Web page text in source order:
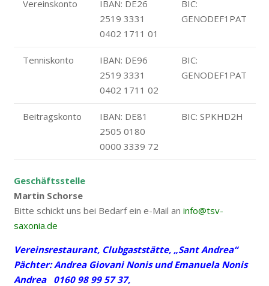
Vereinskonto
IBAN: DE26
2519 3331
0402 1711 01
BIC:
GENODEF1PAT
Tenniskonto
IBAN: DE96
2519 3331
0402 1711 02
BIC:
GENODEF1PAT
Beitragskonto
IBAN: DE81
2505 0180
0000 3339 72
BIC: SPKHD2H
Geschäftsstelle
Martin Schorse
Bitte schickt uns bei Bedarf ein e-Mail an info@tsv-
saxonia.de
Vereinsrestaurant, Clubgaststätte, „Sant Andrea“
Pächter: Andrea Giovani Nonis und Emanuela Nonis
Andrea 0160 98 99 57 37,